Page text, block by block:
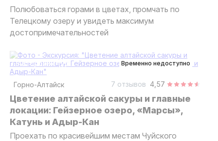
Полюбоваться горами в цветах, промчать по
Телецкому озеру и увидеть максимум
достопримечательностей
Временно недоступно
4 дня
авторский тур
Горно-Алтайск 4,57
7 отзывов
Цветение алтайской сакуры и главные
локации: Гейзерное озеро, «Марсы»,
Катунь и Адыр-Кан
Проехать по красивейшим местам Чуйского